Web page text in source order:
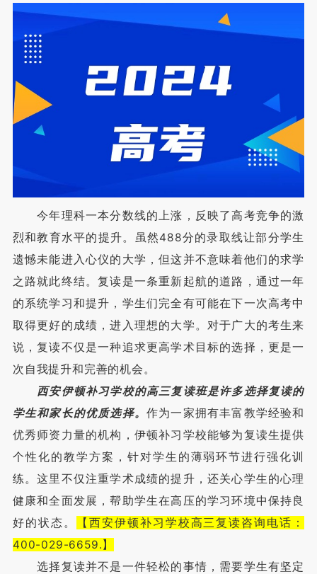
今年理科一本分数线的上涨，反映了高考竞争的激
烈和教育水平的提升。虽然488分的录取线让部分学生
遗憾未能进入心仪的大学，但这并不意味着他们的求学
之路就此终结。复读是一条重新起航的道路，通过一年
的系统学习和提升，学生们完全有可能在下一次高考中
取得更好的成绩，进入理想的大学。对于广大的考生来
说，复读不仅是一种追求更高学术目标的选择，更是一
次自我提升和完善的机会。
西安伊顿补习学校的高三复读班是许多选择复读的
学生和家长的优质选择。 作为一家拥有丰富教学经验和
优秀师资力量的机构，伊顿补习学校能够为复读生提供
个性化的教学方案，针对学生的薄弱环节进行强化训
练。这里不仅注重学术成绩的提升，还关心学生的心理
健康和全面发展，帮助学生在高压的学习环境中保持良
好的状态。
【西安伊顿补习学校高三复读咨询电话：
400-029-6659.】
选择复读并不是一件轻松的事情，需要学生有坚定